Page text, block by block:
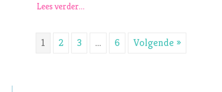
Lees verder...
1 2 3 … 6 Volgende »